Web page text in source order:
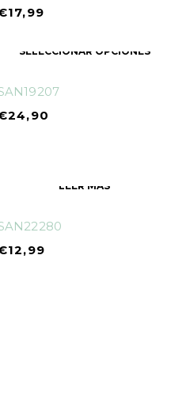
17,99
SELECCIONAR OPCIONES
24,90
LEER MÁS
12,99